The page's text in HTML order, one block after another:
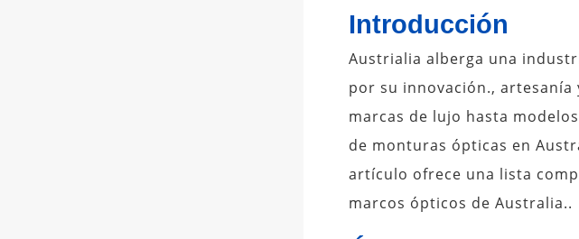
Introducción
Austrialia alberga una
por su innovación., artesanía
marcas de lujo hasta
de monturas ópticas en
artículo ofrece una lista
marcos ópticos de Australia..